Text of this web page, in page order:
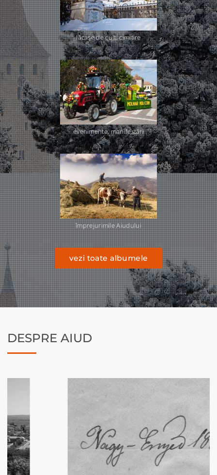
lăcaşe de cult, cimitire
evenimente, manifestări
împrejurimile Aiudului
vezi toate albumele
DESPRE AIUD